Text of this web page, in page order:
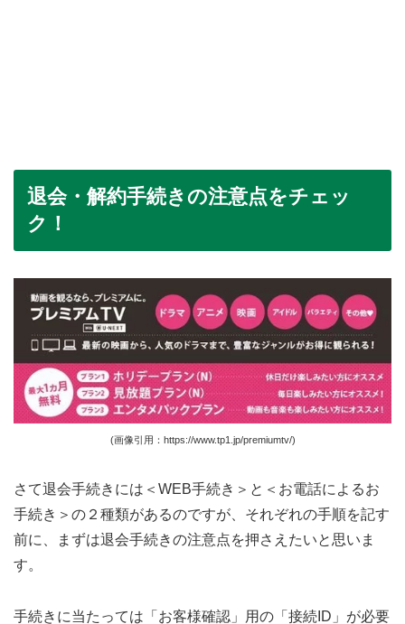
退会・解約手続きの注意点をチェッ
ク！
(画像引用：https://www.tp1.jp/premiumtv/)
さて退会手続きには＜WEB手続き＞と＜お電話によるお
手続き＞の２種類があるのですが、それぞれの手順を記す
前に、まずは退会手続きの注意点を押さえたいと思いま
す。
手続きに当たっては「お客様確認」用の「接続ID」が必要